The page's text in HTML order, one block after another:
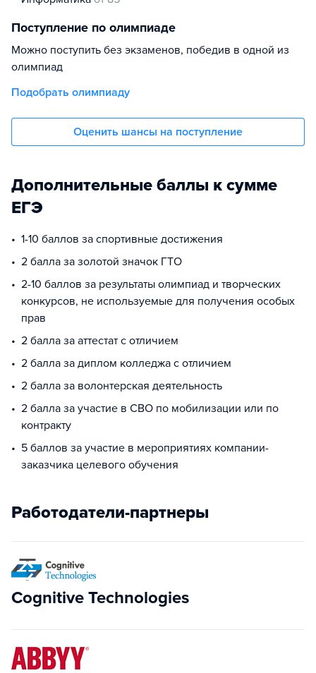
Поступление по олимпиаде
Можно поступить без экзаменов, победив в одной из
олимпиад
Подобрать олимпиаду
Оценить шансы на поступление
Дополнительные баллы к сумме
ЕГЭ
1-10 баллов за спортивные достижения
2 балла за золотой значок ГТО
2-10 баллов за результаты олимпиад и творческих
конкурсов, не используемые для получения особых
прав
2 балла за аттестат с отличием
2 балла за диплом колледжа с отличием
2 балла за волонтерская деятельность
2 балла за участие в СВО по мобилизации или по
контракту
5 баллов за участие в мероприятиях компании-
заказчика целевого обучения
Работодатели-партнеры
Cognitive Technologies